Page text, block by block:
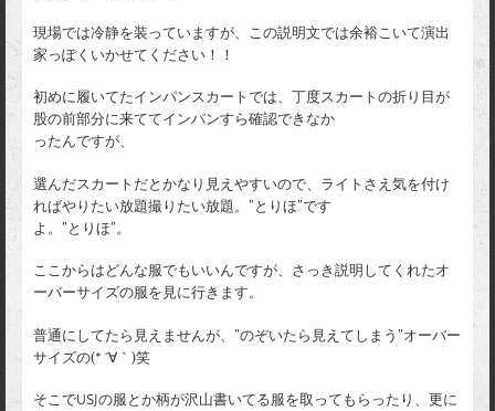
現場では冷静を装っていますが、この説明文では余裕こいて演出
家っぽくいかせてください！！
初めに履いてたインパンスカートでは、丁度スカートの折り目が
股の前部分に来ててインパンすら確認できなか
ったんですが、
選んだスカートだとかなり見えやすいので、ライトさえ気を付け
ればやりたい放題撮りたい放題。”とりほ”です
よ。”とりほ”。
ここからはどんな服でもいいんですが、さっき説明してくれたオ
ーバーサイズの服を見に行きます。
普通にしてたら見えませんが、”のぞいたら見えてしまう”オーバー
サイズの(* ´∀｀)笑
そこでUSJの服とか柄が沢山書いてる服を取ってもらったり、更に